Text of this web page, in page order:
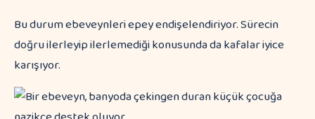
Bu durum ebeveynleri epey endişelendiriyor. Sürecin
doğru ilerleyip ilerlemediği konusunda da kafalar iyice
karışıyor.